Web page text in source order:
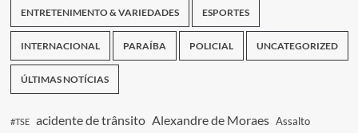
ENTRETENIMENTO & VARIEDADES ESPORTES
INTERNACIONAL PARAÍBA POLICIAL UNCATEGORIZED
ÚLTIMAS NOTÍCIAS
#TSE acidente de trânsito Alexandre de Moraes Assalto